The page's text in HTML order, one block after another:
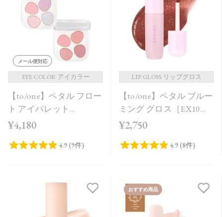
メール便対応
EYE COLOR アイカラー
【to/one】ペタル フロー
ト アイパレット
［09,10］＜2026 Summer
¥4,180
LIP GLOSS リップグロス
【to/one】ペタル ブルー
ミング グロス［EX10］
＜Holiday Collection＞
¥2,750
おすすめ商品